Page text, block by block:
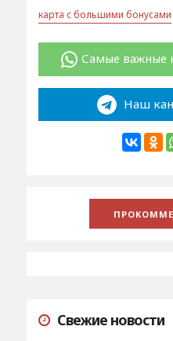
карта с большими бонусами
Самые важные
Наш
Свежие новости